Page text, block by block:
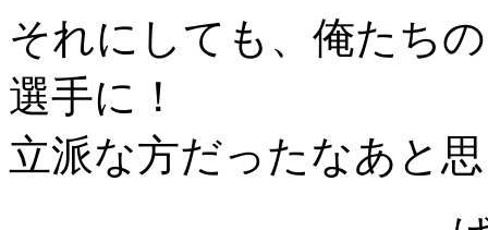
それにしても、俺たち
選手に！
立派な方だったなあと